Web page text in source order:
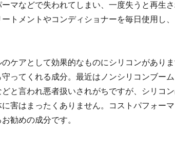
マなどで失われてしまい、一度失うと再生
トメントやコンディショナーを毎日使用し
のケアとして効果的なものにシリコンがあり
ってくれる成分。最近はノンシリコンブー
どと言われ悪者扱いされがちですが、シリコ
害はまったくありません。コストパフォー
勧めの成分です。